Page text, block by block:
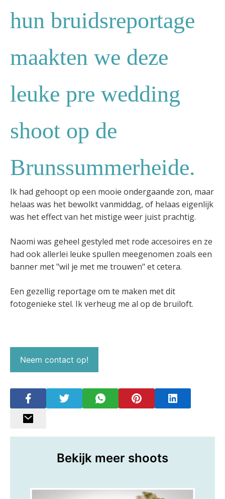
hun bruidsreportage
maakten we deze
leuke pre wedding
shoot op de
Brunssummerheide.
Ik had gehoopt op een mooie ondergaande zon, maar
helaas was het bewolkt vanmiddag, of helaas eigenlijk
was het effect van het mistige weer juist prachtig.
Naomi was geheel gestyled met rode accesoires en ze
had ook allerlei leuke spullen meegenomen zoals een
banner met "wil je met me trouwen" et cetera.
Een gezellig reportage om te maken met dit
fotogenieke stel. Ik verheug me al op de bruiloft.
Neem contact op!
Bekijk meer shoots